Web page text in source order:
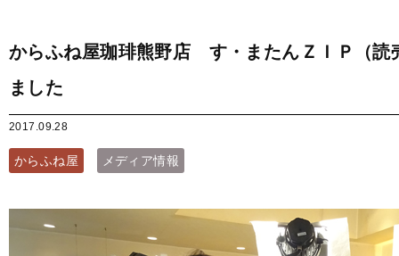
からふね屋珈琲熊野店 す・またんＺＩＰ（読
ました
2017.09.28
からふね屋 メディア情報